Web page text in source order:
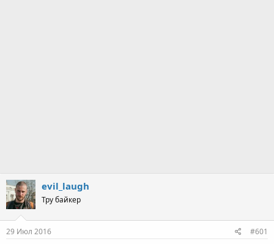
evil_laugh
Тру байкер
29 Июл 2016 #601